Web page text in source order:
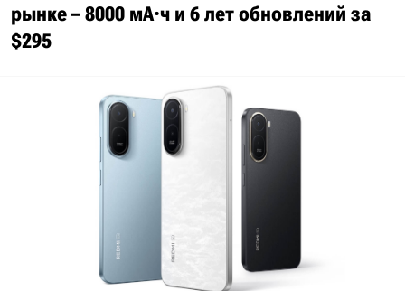
рынке – 8000 мА·ч и 6 лет обновлений за
$295